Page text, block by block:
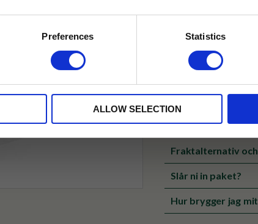
Preferences Statistics
ALLOW SELECTION
Visa alla produkter från
Tillverkad av värmetåligt
Kombineras med
Fraktalternativ
Slår ni in paket?
Hur brygger jag
Rabatten fungerar endast
med andra erbjudanden.